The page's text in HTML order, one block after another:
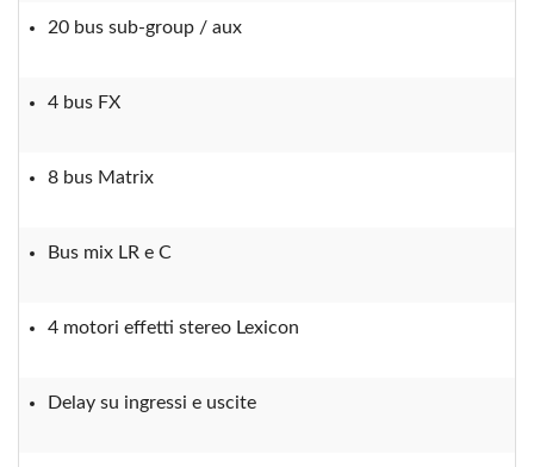
20 bus sub-group / aux
4 bus FX
8 bus Matrix
Bus mix LR e C
4 motori effetti stereo Lexicon
Delay su ingressi e uscite